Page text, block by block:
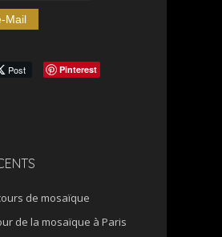
Post Pinterest
de mosaïque
de la mosaïque à Paris